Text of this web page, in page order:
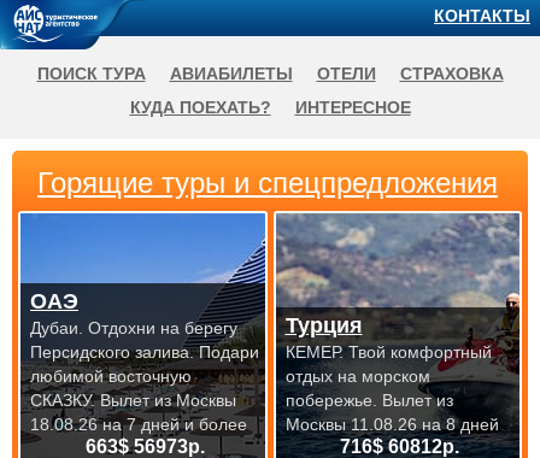
Горящие туры и спецпредложения
663$ 56973р.
ОАЭ
Дубаи. Отдохни на берегу
Персидского залива. Подари
любимой восточную
СКАЗКУ.Вылет из Москвы
18.08.26 на 7 дней и более
716$ 60812р.
Турция
КЕМЕР. Твой комфортный
отдых на морском
побережье. Вылет из
Москвы 11.08.26 на 8 дней
КОНТАКТЫ
ПОИСК ТУРА АВИАБИЛЕТЫ ОТЕЛИ
СТРАХОВКА
КУДА ПОЕХАТЬ?
ИНТЕРЕСНОЕ